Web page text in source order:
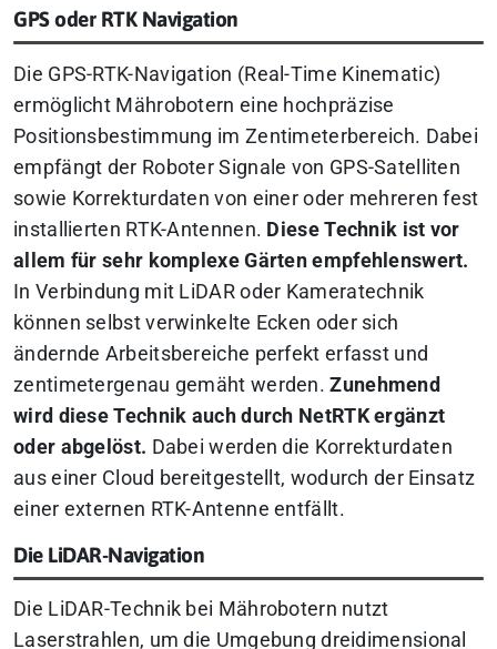
GPS oder RTK Navigation
Die GPS-RTK-Navigation (Real-Time Kinematic)
ermöglicht Mährobotern eine hochpräzise
Positionsbestimmung im Zentimeterbereich. Dabei
empfängt der Roboter Signale von GPS-Satelliten
sowie Korrekturdaten von einer oder mehreren fest
installierten RTK-Antennen. Diese Technik ist vor
allem für sehr komplexe Gärten empfehlenswert.
In Verbindung mit LiDAR oder Kameratechnik
können selbst verwinkelte Ecken oder sich
ändernde Arbeitsbereiche perfekt erfasst und
zentimetergenau gemäht werden. Zunehmend
wird diese Technik auch durch NetRTK ergänzt
oder abgelöst. Dabei werden die Korrekturdaten
aus einer Cloud bereitgestellt, wodurch der Einsatz
einer externen RTK-Antenne entfällt.
Die LiDAR-Navigation
Die LiDAR-Technik bei Mährobotern nutzt
Laserstrahlen, um die Umgebung dreidimensional